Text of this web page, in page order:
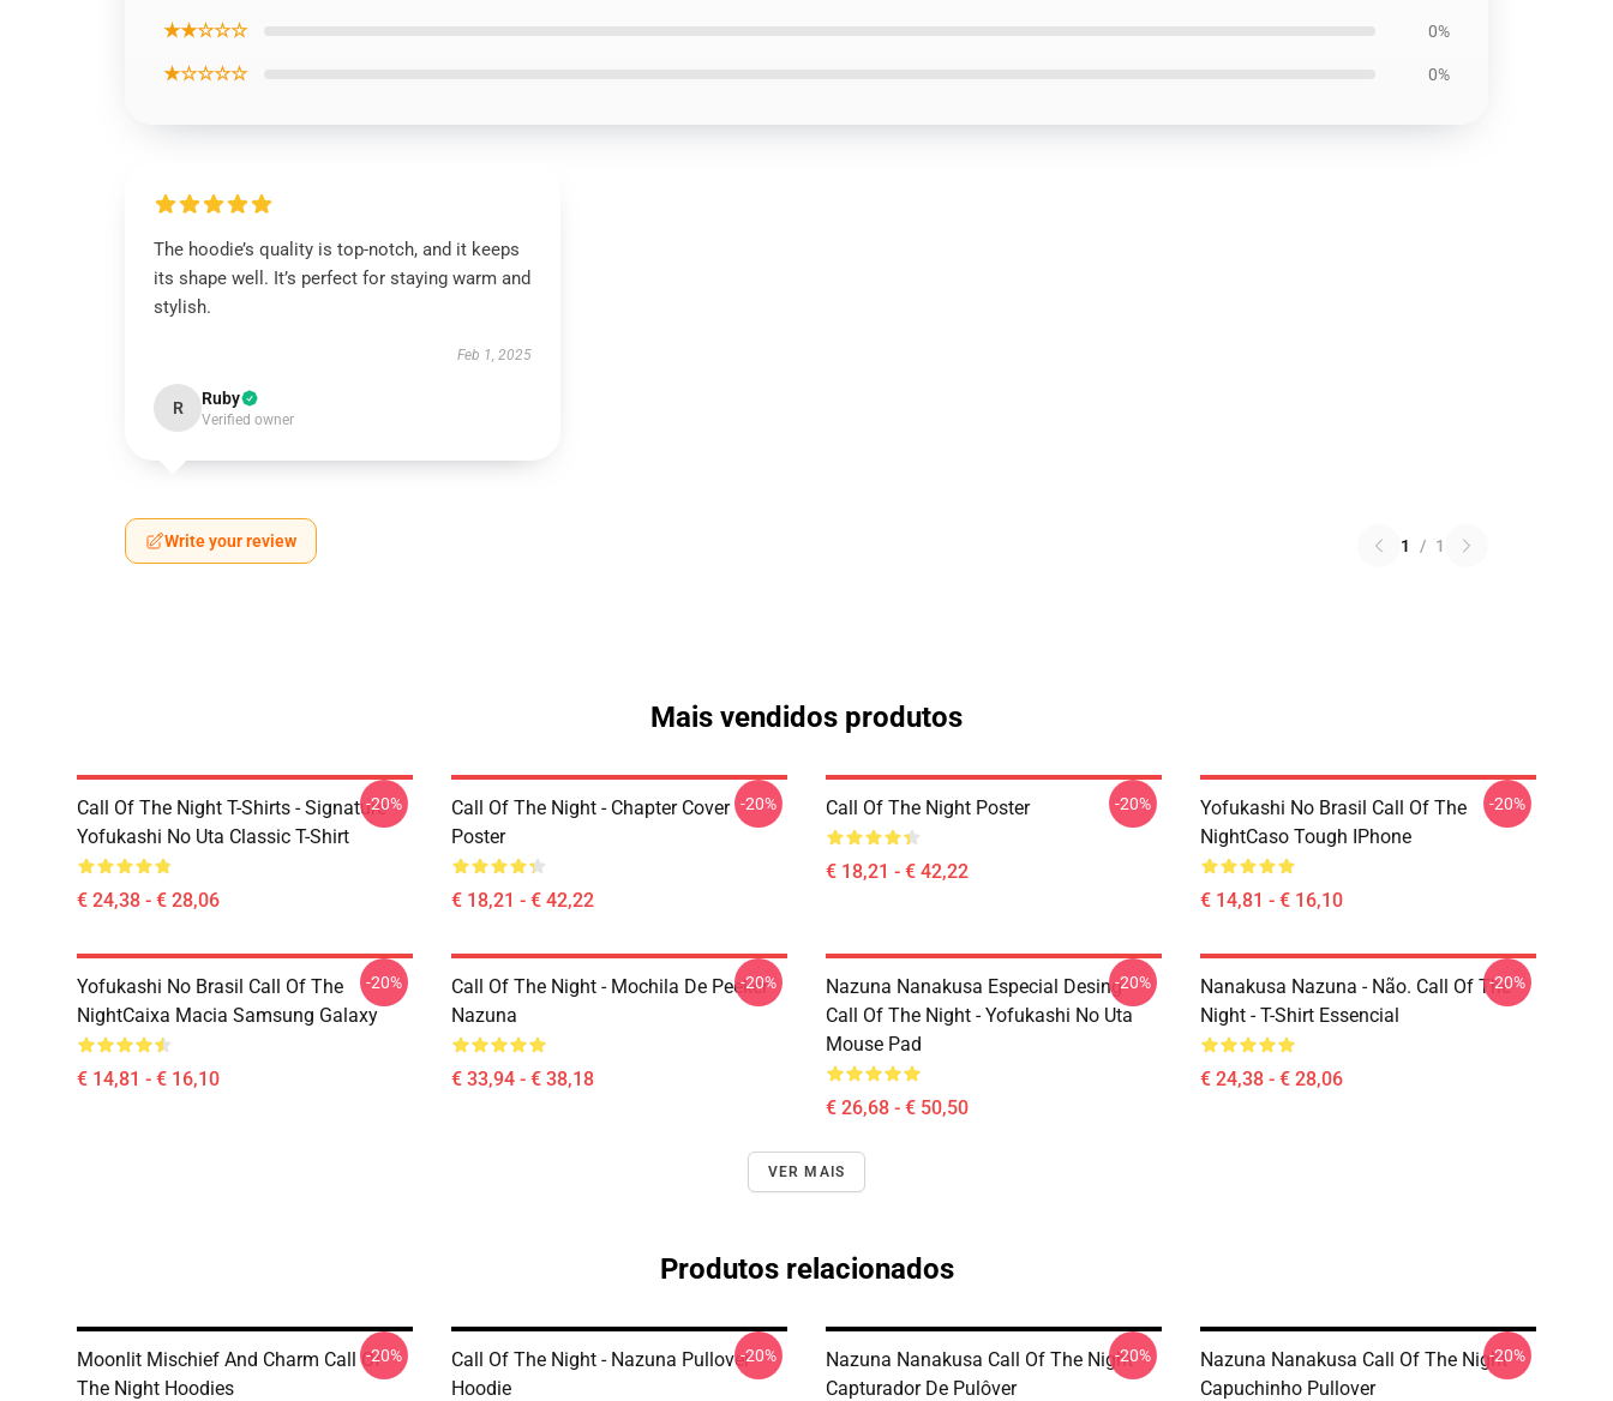
★★☆☆☆ 0%
★☆☆☆☆ 0%
The hoodie’s quality is top-notch, and it keeps
its shape well. It’s perfect for staying warm and
stylish.
Feb 1, 2025
R Ruby
Verified owner
Write your review 1 / 1
Mais vendidos produtos
Call Of The Night T-Shirts - Signature
Yofukashi No Uta Classic T-Shirt
€ 24,38 - € 28,06
-20%
Call Of The Night - Chapter Cover
Poster
€ 18,21 - € 42,22
-20% Call Of The Night Poster
€ 18,21 - € 42,22
-20%
Yofukashi No Brasil Call Of The
NightCaso Tough IPhone
€ 14,81 - € 16,10
-20%
Yofukashi No Brasil Call Of The
NightCaixa Macia Samsung Galaxy
€ 14,81 - € 16,10
-20%
Call Of The Night - Mochila De Peeker
Nazuna
€ 33,94 - € 38,18
-20%
Nazuna Nanakusa Especial Desing -
Call Of The Night - Yofukashi No Uta
Mouse Pad
€ 26,68 - € 50,50
-20%
Nanakusa Nazuna - Não. Call Of The
Night - T-Shirt Essencial
€ 24,38 - € 28,06
-20%
VER MAIS
Produtos relacionados
Moonlit Mischief And Charm Call Of
The Night Hoodies
-20%
Call Of The Night - Nazuna Pullover
Hoodie
-20%
Nazuna Nanakusa Call Of The Night
Capturador De Pulôver
-20%
Nazuna Nanakusa Call Of The Night
Capuchinho Pullover
-20%